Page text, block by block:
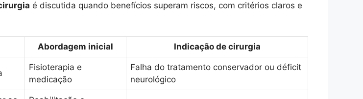
é discutida quando benefícios superam riscos, com critérios claros e
Abordagem inicial Indicação de cirurgia
Fisioterapia e
medicação
Falha do tratamento conservador ou déficit
neurológico